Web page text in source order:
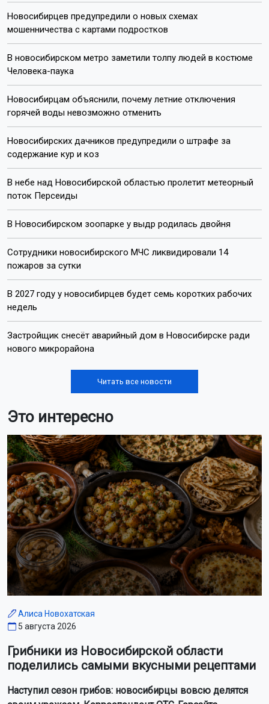
Новосибирцев предупредили о новых схемах
мошенничества с картами подростков
В новосибирском метро заметили толпу людей в костюме
Человека-паука
Новосибирцам объяснили, почему летние отключения
горячей воды невозможно отменить
Новосибирских дачников предупредили о штрафе за
содержание кур и коз
В небе над Новосибирской областью пролетит метеорный
поток Персеиды
В Новосибирском зоопарке у выдр родилась двойня
Сотрудники новосибирского МЧС ликвидировали 14
пожаров за сутки
В 2027 году у новосибирцев будет семь коротких рабочих
недель
Застройщик снесёт аварийный дом в Новосибирске ради
нового микрорайона
Читать все новости
Это интересно
Алиса Новохатская
5 августа 2026
Грибники из Новосибирской области
поделились самыми вкусными рецептами
Наступил сезон грибов: новосибирцы вовсю делятся